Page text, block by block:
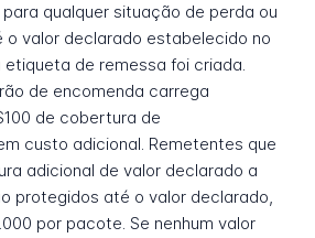
qualquer situação de perda ou
o valor declarado estabelecido no
de remessa foi criada.
de encomenda carrega
de cobertura de
custo adicional. Remetentes que
adicional de valor declarado a
protegidos até o valor declarado,
por pacote. Se nenhum valor